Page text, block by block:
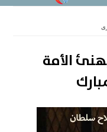
الأمة